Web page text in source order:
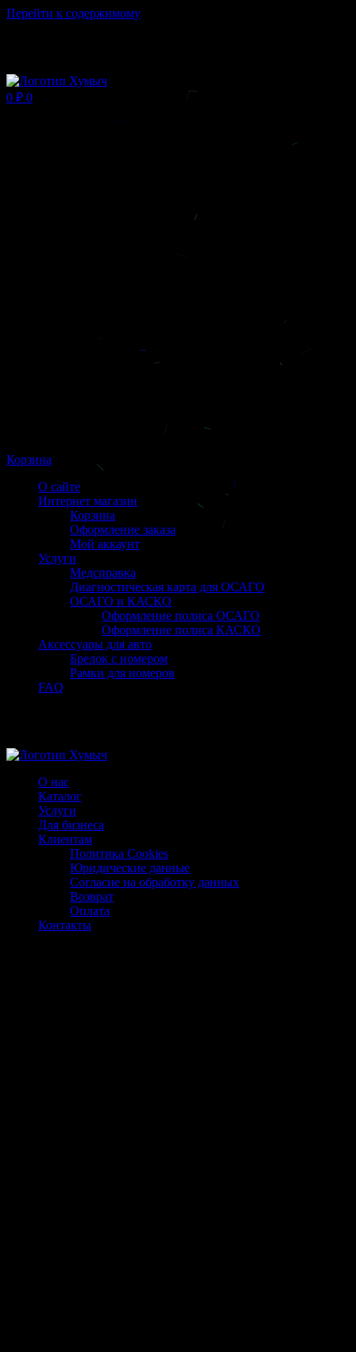
Перейти к содержимому
0 ₽ 0
Корзина
О сайте
Интернет магазин
Корзина
Оформление заказа
Мой аккаунт
Услуги
Медсправка
Диагностическая карта для ОСАГО
ОСАГО и КАСКО
Оформление полиса ОСАГО
Оформление полиса КАСКО
Аксессуары для авто
Брелок с номером
Рамки для номеров
FAQ
О нас
Каталог
Услуги
Для бизнеса
Клиентам
Политика Cookies
Юридические данные
Согласие на обработку данных
Возврат
Оплата
Контакты